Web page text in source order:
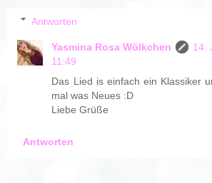
Antworten
Yasmina Rosa Wölkchen
14.
11:49
Das Lied is einfach ein Klassiker
mal was Neues :D
Liebe Grüße
Antworten